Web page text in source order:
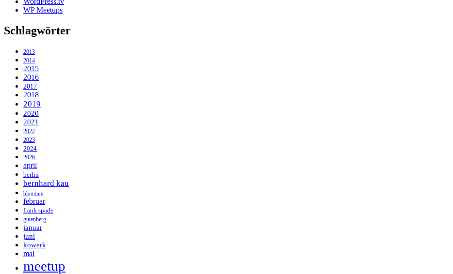
WP Meetups
Schlagwörter
2013
2014
2015
2016
2017
2018
2019
2020
2021
2022
2023
2024
2026
april
berlin
bernhard kau
blogging
februar
frank spade
gutenberg
januar
juni
kowerk
mai
meetup